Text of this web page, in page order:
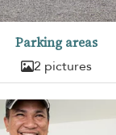
Parking areas
2 pictures